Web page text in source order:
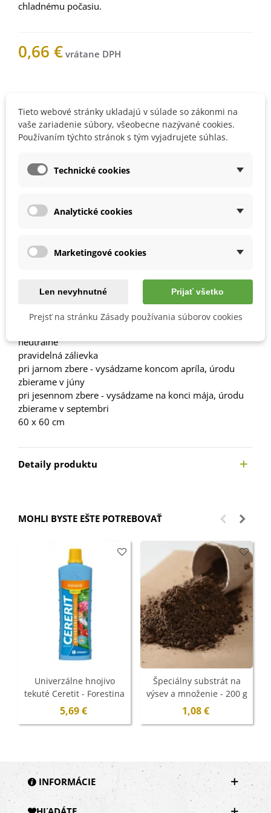
chladnému počasiu.
0,66 €
Upozorníme vás, keď bude
neutrálne
pravidelná zálievka
pri jarnom zbere - vysádzame koncom apríla, úrodu
zbierame v júny
pri jesennom zbere - vysádzame na konci mája, úrodu
zbierame v septembri
60 x 60 cm
Detaily produktu
MOHLI BYSTE EŠTE POTREBOVAŤ
Univerzálne hnojivo
tekuté Ceretit - Forestina
Mineral - 1 l
5,69 €
Špeciálny substrát na
výsev a množenie - 200 g
1,08 €
INFORMÁCIE
Tieto webové stránky ukladajú v súlade so zákonmi na
vaše zariadenie súbory, všeobecne nazývané cookies.
Používaním týchto stránok s tým vyjadrujete súhlas.
Technické cookies
Analytické cookies
Marketingové cookies
Len nevyhnutné Prijať všetko
Prejsť na stránku Zásady používania súborov cookies